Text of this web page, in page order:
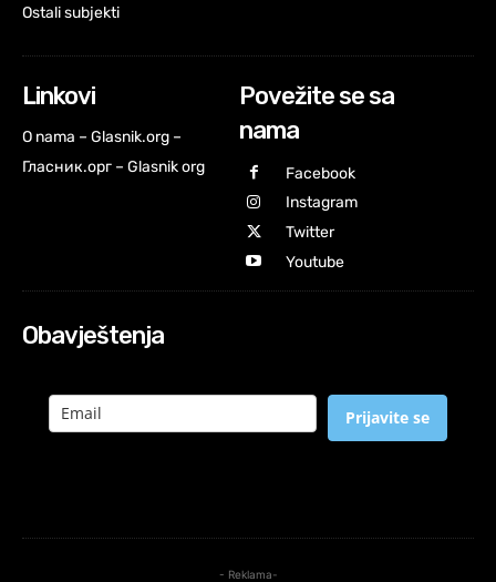
Ostali subjekti
Linkovi
O nama – Glasnik.org –
Гласник.орг – Glasnik org
Povežite se sa
nama
Facebook
Instagram
Twitter
Youtube
Obavještenja
Prijavite se
- Reklama-